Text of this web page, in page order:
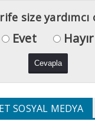
size yardımcı
Evet Hayır
SOSYAL MEDYA